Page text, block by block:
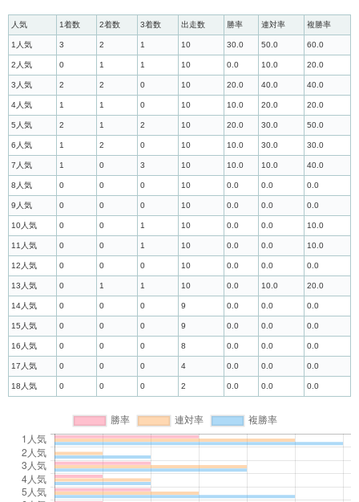
人気 1着数 2着数 3着数 出走数 勝率 連対率 複勝率
1人気 3 2 1 10 30.0 50.0 60.0
2人気 0 1 1 10 0.0 10.0 20.0
3人気 2 2 0 10 20.0 40.0 40.0
4人気 1 1 0 10 10.0 20.0 20.0
5人気 2 1 2 10 20.0 30.0 50.0
6人気 1 2 0 10 10.0 30.0 30.0
7人気 1 0 3 10 10.0 10.0 40.0
8人気 0 0 0 10 0.0 0.0 0.0
9人気 0 0 0 10 0.0 0.0 0.0
10人気 0 0 1 10 0.0 0.0 10.0
11人気 0 0 1 10 0.0 0.0 10.0
12人気 0 0 0 10 0.0 0.0 0.0
13人気 0 1 1 10 0.0 10.0 20.0
14人気 0 0 0 9 0.0 0.0 0.0
15人気 0 0 0 9 0.0 0.0 0.0
16人気 0 0 0 8 0.0 0.0 0.0
17人気 0 0 0 4 0.0 0.0 0.0
18人気 0 0 0 2 0.0 0.0 0.0